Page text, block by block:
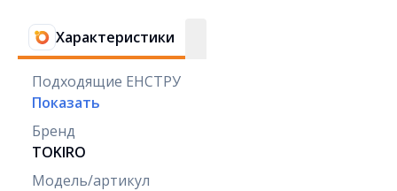
Характеристики
Подходящие ЕНСТРУ
Показать
Бренд
TOKIRO
Модель/артикул